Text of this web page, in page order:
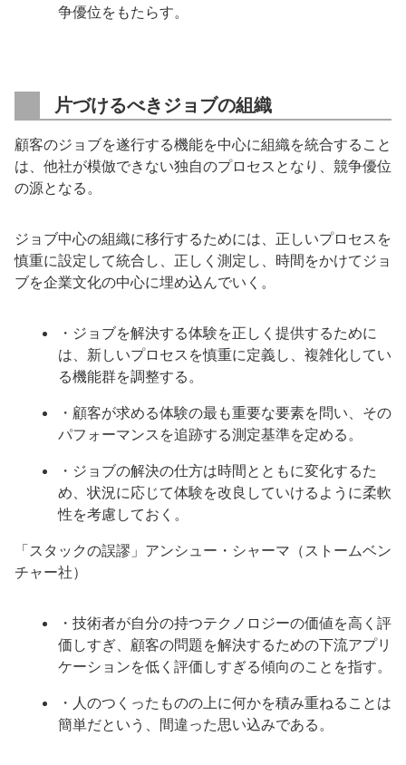
争優位をもたらす。
片づけるべきジョブの組織
顧客のジョブを遂行する機能を中心に組織を統合すること
は、他社が模倣できない独自のプロセスとなり、競争優位
の源となる。
ジョブ中心の組織に移行するためには、正しいプロセスを
慎重に設定して統合し、正しく測定し、時間をかけてジョ
ブを企業文化の中心に埋め込んでいく。
・ジョブを解決する体験を正しく提供するために
は、新しいプロセスを慎重に定義し、複雑化してい
る機能群を調整する。
・顧客が求める体験の最も重要な要素を問い、その
パフォーマンスを追跡する測定基準を定める。
・ジョブの解決の仕方は時間とともに変化するた
め、状況に応じて体験を改良していけるように柔軟
性を考慮しておく。
「スタックの誤謬」アンシュー・シャーマ（ストームベン
チャー社）
・技術者が自分の持つテクノロジーの価値を高く評
価しすぎ、顧客の問題を解決するための下流アプリ
ケーションを低く評価しすぎる傾向のことを指す。
・人のつくったものの上に何かを積み重ねることは
簡単だという、間違った思い込みである。